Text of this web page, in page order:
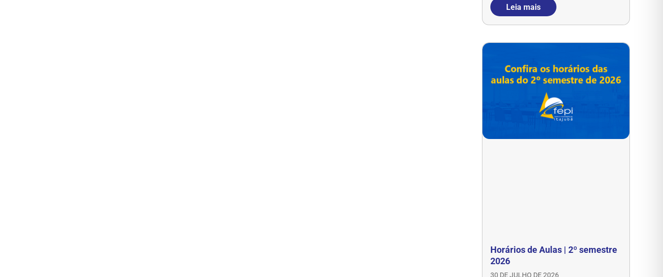
Leia mais
Horários de Aulas | 2º semestre
2026
30 DE JULHO DE 2026